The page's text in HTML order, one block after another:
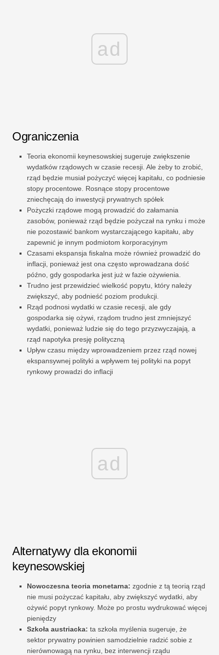
ad
Ograniczenia
Teoria ekonomii keynesowskiej sugeruje zwiększenie
wydatków rządowych w czasie recesji. Ale żeby to zrobić,
rząd będzie musiał pożyczyć więcej kapitału, co podniesie
stopy procentowe. Rosnące stopy procentowe
zniechęcają do inwestycji prywatnych spółek
Pożyczki rządowe mogą prowadzić do załamania
zasobów, ponieważ rząd będzie pożyczał na rynku i może
nie pozostawić bankom wystarczającego kapitału, aby
zapewnić je innym podmiotom korporacyjnym
Czasami ekspansja fiskalna może również prowadzić do
inflacji, ponieważ jest ona często wprowadzana dość
późno, gdy gospodarka jest już w fazie ożywienia.
Trudno jest przewidzieć wielkość popytu, który należy
zwiększyć, aby podnieść poziom produkcji.
Rząd podnosi wydatki w czasie recesji, ale gdy
gospodarka się ożywi, rządom trudno jest zmniejszyć
wydatki, ponieważ ludzie się do tego przyzwyczajają, a
rząd napotyka presję polityczną
Upływ czasu między wprowadzeniem przez rząd nowej
ekspansywnej polityki a wpływem tej polityki na popyt
rynkowy prowadzi do inflacji
ad
Alternatywy dla ekonomii
keynesowskiej
Nowoczesna teoria monetarna: zgodnie z tą teorią rząd
nie musi pożyczać kapitału, aby zwiększyć wydatki, aby
ożywić popyt rynkowy. Może po prostu wydrukować więcej
pieniędzy
Szkoła austriacka: ta szkoła myślenia sugeruje, że
sektor prywatny powinien samodzielnie radzić sobie z
nierównowagą na rynku, bez interwencji rządu